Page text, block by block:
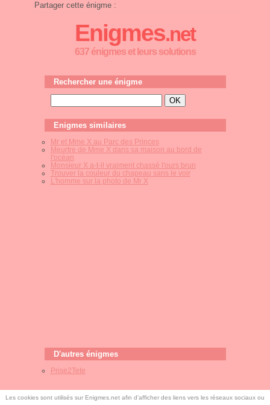
Partager cette énigme :
Enigmes.net
637 énigmes et leurs solutions
Rechercher une énigme
Enigmes similaires
Mr et Mme X au Parc des Princes
Meurtre de Mme X dans sa maison au bord de
l'océan
Monsieur X a-t-il vraiment chassé l'ours brun
Trouver la couleur du chapeau sans le voir
L'homme sur la photo de Mr X
D'autres énigmes
Prise2Tete
Les cookies sont utilisés sur Enigmes.net afin d'afficher des liens vers les réseaux sociaux ou